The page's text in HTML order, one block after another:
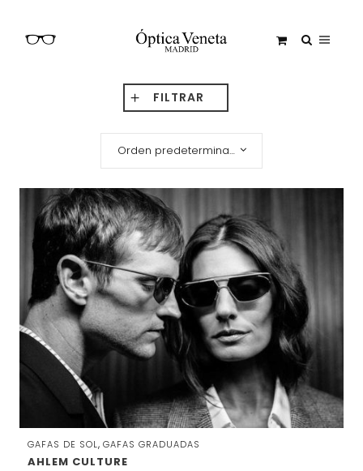
FILTRAR
Orden predeterminado
GAFAS DE SOL, GAFAS GRADUADAS
AHLEM CULTURE